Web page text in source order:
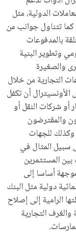
الدولية، مثل
كما تتناول جوانب من
بالمدفوعات
وتطوير البنية
والصغيرة
التجارية من خلال
أن تكفل
أو شركات النقل أو
والمقترضون
وكذلك للجهات
سبيل المثال في
المستثمرين
أساسا إلى
دولية مثل البنك
الرامية إلى إصلاح
والغرف التجارية